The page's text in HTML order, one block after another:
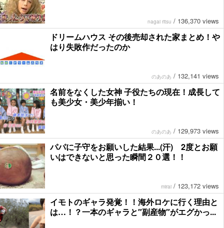
nagai ritsu / 136,370 views
ドリームハウス その後売却された家まとめ！や
はり失敗作だったのか
のあのあ / 132,141 views
名前をなくした女神 子役たちの現在！成長して
も美少女・美少年揃い！
のあのあ / 129,973 views
パパに子守をお願いした結果...(汗) 2度とお願
いはできないと思った瞬間２０選！！
mirai / 123,172 views
イモトのギャラ発覚！！海外ロケに行く理由と
は…！？一本のギャラと″副産物″がエグかっ...